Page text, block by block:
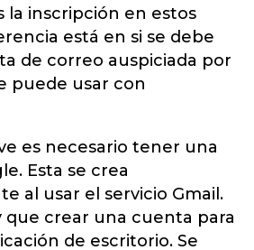
la inscripción en estos
está en si se debe
de correo auspiciada por
puede usar con
es necesario tener una
Esta se crea
al usar el servicio Gmail.
que crear una cuenta para
de escritorio. Se